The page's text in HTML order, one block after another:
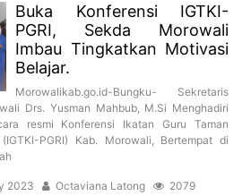
Buka Konferensi IGTKI-
PGRI, Sekda Morowali
Imbau Tingkatkan Motivasi
Belajar.
Morowalikab.go.id-Bungku- Sekretaris
Drs. Yusman Mahbub, M.Si Menghadiri
resmi Konferensi Ikatan Guru Taman
PGRI) Kab. Morowali, Bertempat di
2023 Octaviana Latong 2079